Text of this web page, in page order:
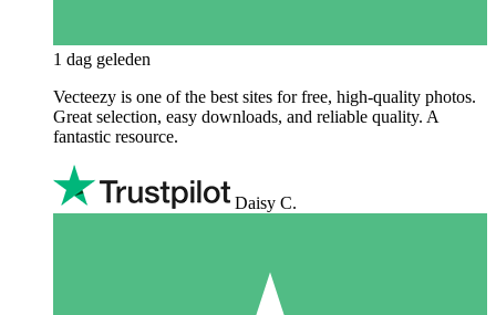
1 dag geleden
Vecteezy is one of the best sites for free, high‑quality photos.
Great selection, easy downloads, and reliable quality. A
fantastic resource.
Daisy C.